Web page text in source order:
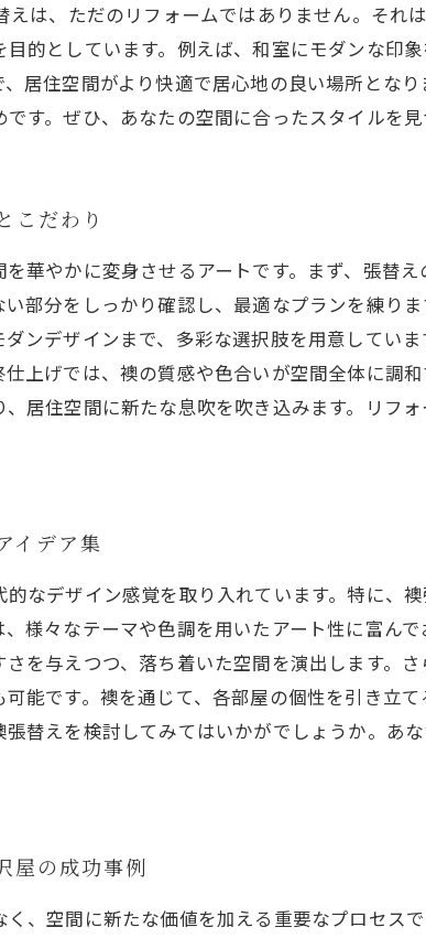
は、ただのリフォームではありません。それ
的としています。例えば、和室にモダンな印
居住空間がより快適で居心地の良い場所とな
す。ぜひ、あなたの空間に合ったスタイルを見
こだわり
華やかに変身させるアートです。まず、張替
部分をしっかり確認し、最適なプランを練り
ンデザインまで、多彩な選択肢を用意してい
上げでは、襖の質感や色合いが空間全体に調
居住空間に新たな息吹を吹き込みます。リフ
イデア集
なデザイン感覚を取り入れています。特に、
様々なテーマや色調を用いたアート性に富んで
を与えつつ、落ち着いた空間を演出します。
能です。襖を通じて、各部屋の個性を引き立
替えを検討してみてはいかがでしょうか。あ
屋の成功事例
、空間に新たな価値を加える重要なプロセス